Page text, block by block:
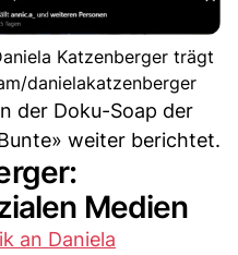
Katzenberger trägt
danielakatzenberger
der Doku-Soap der
weiter berichtet.
Medien
an Daniela